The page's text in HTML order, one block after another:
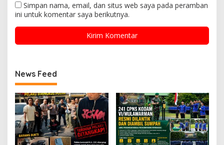
Simpan nama, email, dan situs web saya pada peramban
ini untuk komentar saya berikutnya.
News Feed